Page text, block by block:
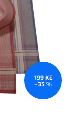
199 Kč
–35 %